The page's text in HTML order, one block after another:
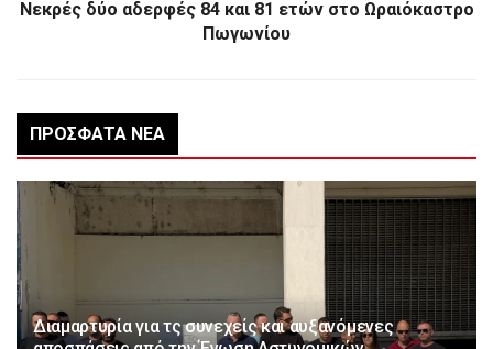
Νεκρές δύο αδερφές 84 και 81 ετών στο Ωραιόκαστρο
Πωγωνίου
ΠΡΌΣΦΑΤΑ ΝΈΑ
Διαμαρτυρία για τς συνεχείς και αυξανόμενες